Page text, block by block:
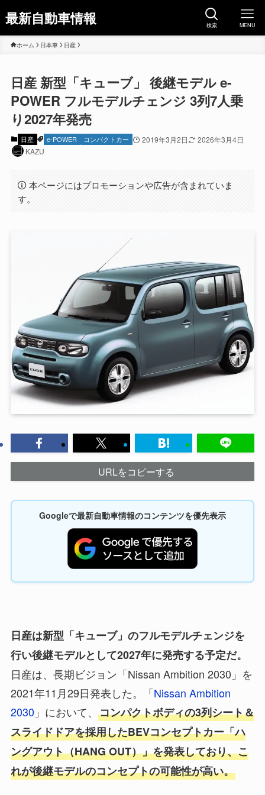
最新自動車情報 検索 MENU
ホーム 日本車 日産
日産 新型「キューブ」 後継モデル e-
POWER フルモデルチェンジ 3列7人乗
り2027年発売
日産 e-POWER コンパクトカー 2019年3月2日
2026年3月4日
KAZU
本ページにはプロモーションや広告が含まれていま
す。
URLをコピーする
Googleで最新自動車情報のコンテンツを優先表示
日産は新型「キューブ」のフルモデルチェンジを
行い後継モデルとして2027年に発売する予定だ。
日産は、長期ビジョン「Nissan Ambition 2030」を
2021年11月29日発表した。「Nissan Ambition
2030 」において、 コンパクトボディの3列シート＆
スライドドアを採用したBEVコンセプトカー「ハ
ングアウト（HANG OUT）」を発表しており、こ
れが後継モデルのコンセプトの可能性が高い。